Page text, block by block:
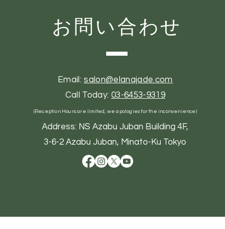
お問い合わせ
Email:salon@elanajade.com
Call Today: 03-6453-9319
(Reception Hours are limited, we apologies for the inconvenience)
Address: NS Azabu Juban Building 4F,
3-6-2 Azabu Juban, Minato-Ku Tokyo